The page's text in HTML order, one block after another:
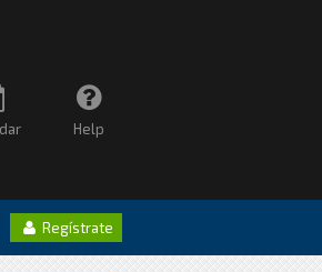
Help
Regístrate